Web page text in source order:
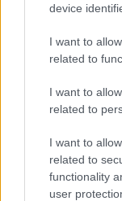
device
I want to
related to
I want to
related to
I want to
related to
functionality
user
Τα σχολιά σας
διαγράφονται